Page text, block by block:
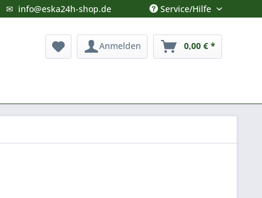
Service/Hilfe
✉ info@eska24h-shop.de
Anmelden 0,00 € *